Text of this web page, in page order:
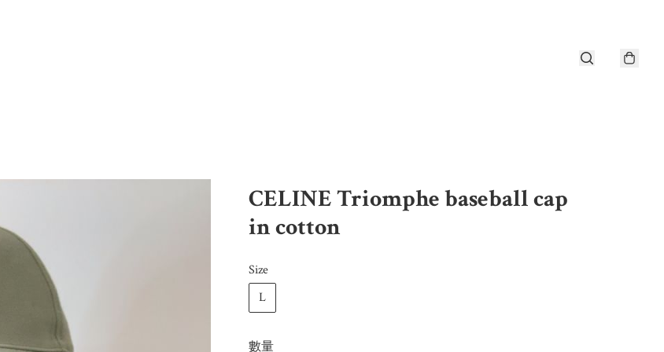
CELINE Triomphe baseball cap
in cotton
Size
L
數量